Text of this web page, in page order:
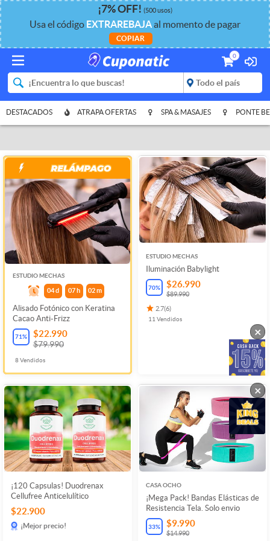
¡7%OFF! (500 usos)
Usa el código EXTRAREBAJAal momento de pagar
COPIAR
0
DESTACADOS ATRAPA OFERTAS SPA & MASAJES PONTE
ESTUDIO MECHAS
04 d 07 h 02m
Alisado Fotónico con Keratina
Cacao Anti-Frizz
71% $22.990
$79.990
8Vendidos
ESTUDIO MECHAS
Iluminación Babylight
70% $26.990
$89.990
2.7(6)
11 Vendidos
¡120 Capsulas! Duodrenax
Cellufree Anticelulítico
$22.900
¡Mejor precio!
CASA OCHO
¡Mega Pack! Bandas Elásticas de
Resistencia Tela. Solo envio
33% $9.990
$14.990
×
×